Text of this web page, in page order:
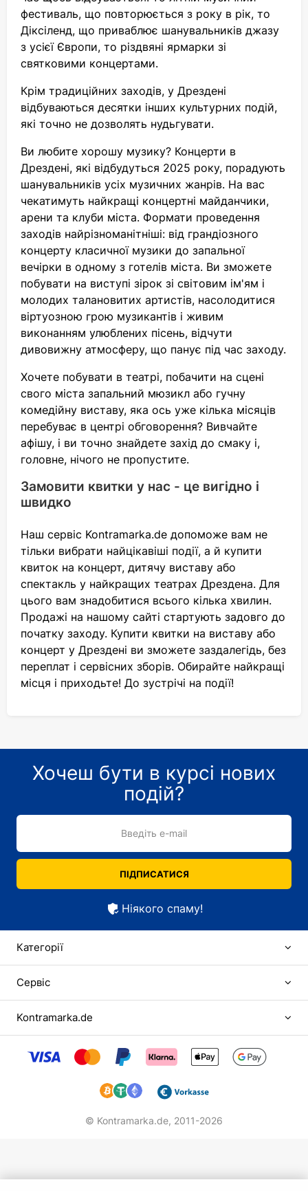
фестиваль, що повторюється з року в рік, то
Діксіленд, що приваблює шанувальників джазу
з усієї Європи, то різдвяні ярмарки зі
святковими концертами.
Крім традиційних заходів, у Дрездені
відбуваються десятки інших культурних подій,
які точно не дозволять нудьгувати.
Ви любите хорошу музику? Концерти в
Дрездені, які відбудуться 2025 року, порадують
шанувальників усіх музичних жанрів. На вас
чекатимуть найкращі концертні майданчики,
арени та клуби міста. Формати проведення
заходів найрізноманітніші: від грандіозного
концерту класичної музики до запальної
вечірки в одному з готелів міста. Ви зможете
побувати на виступі зірок зі світовим ім'ям і
молодих талановитих артистів, насолодитися
віртуозною грою музикантів і живим
виконанням улюблених пісень, відчути
дивовижну атмосферу, що панує під час заходу.
Хочете побувати в театрі, побачити на сцені
свого міста запальний мюзикл або гучну
комедійну виставу, яка ось уже кілька місяців
перебуває в центрі обговорення? Вивчайте
афішу, і ви точно знайдете захід до смаку і,
головне, нічого не пропустите.
Замовити квитки у нас - це вигідно і
швидко
Наш сервіс Kontramarka.de допоможе вам не
тільки вибрати найцікавіші події, а й купити
квиток на концерт, дитячу виставу або
спектакль у найкращих театрах Дрездена. Для
цього вам знадобитися всього кілька хвилин.
Продажі на нашому сайті стартують задовго до
початку заходу. Купити квитки на виставу або
концерт у Дрездені ви зможете заздалегідь, без
переплат і сервісних зборів. Обирайте найкращі
місця і приходьте! До зустрічі на події!
Хочеш бути в курсі нових
подій?
Введіть e-mail
ПІДПИСАТИСЯ
Ніякого спаму!
Категорії
Сервіс
Kontramarka.de
© Kontramarka.de, 2011-2026